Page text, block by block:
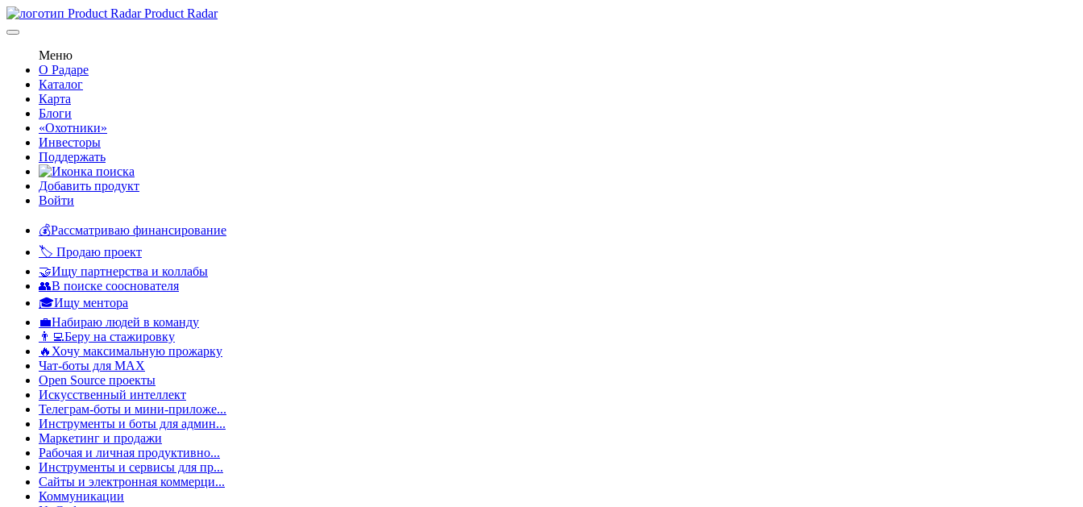
Product Radar
Меню
О Радаре
Каталог
Карта
Блоги
«Охотники»
Инвесторы
Поддержать
Добавить продукт
Войти
💰Рассматриваю финансирование
🏷️ Продаю проект
🤝Ищу партнерства и коллабы
👥В поиске сооснователя
🎓Ищу ментора
💼Набираю людей в команду
👨‍💻Беру на стажировку
🔥Хочу максимальную прожарку
Чат-боты для MAX
Open Source проекты
Искусственный интеллект
Телеграм-боты и мини-приложе...
Инструменты и боты для админ...
Маркетинг и продажи
Рабочая и личная продуктивно...
Инструменты и сервисы для пр...
Сайты и электронная коммерци...
Коммуникации